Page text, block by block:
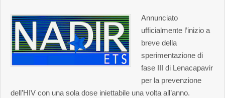
Annunciato
ufficialmente l’inizio a
breve della
sperimentazione di
fase III di Lenacapavir
per la prevenzione
dell’HIV con una sola dose iniettabile una volta all’anno.